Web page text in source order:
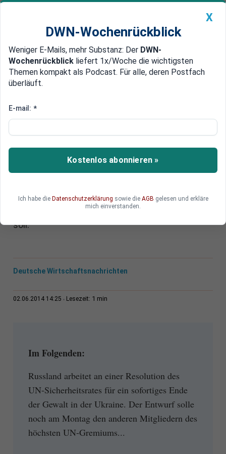
Newsticker MEIN DWN: Geldanlage Premium
Edelmetalle DWN-Magazin China
Entwurf einer UN-Resolution
Russland fordert Stopp der
Gewalt gegen Separatisten
Westliche Länder hätten versichert, dass sich
arbeitet an einer UN-Resolution, die noch am
soll.
Deutsche Wirtschaftsnachrichten
02.06.2014 14:25 Lesezeit: 1 min
Im Folgenden:
Russland arbeitet an einer Resolution des
UN-Sicherheitsrates für ein sofortiges Ende
der Gewalt in der Ukraine. Der Entwurf solle
noch am Montag den anderen Mitgliedern des
höchsten UN-Gremiums...
X
DWN-Wochenrückblick
Weniger E-Mails, mehr Substanz: Der DWN-
Wochenrückblick liefert 1x/Woche die wichtigsten
Themen kompakt als Podcast. Für alle, deren Postfach
überläuft.
E-mail: *
Kostenlos abonnieren »
Ich habe die Datenschutzerklärung sowie die AGB gelesen und erkläre
mich einverstanden.